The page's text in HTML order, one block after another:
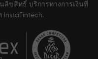
ลิขสิทธิ์ บริการทางการเงินที่
InstaFintech.